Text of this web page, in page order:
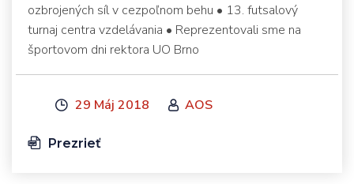
ozbrojených síl v cezpoľnom behu • 13. futsalový
turnaj centra vzdelávania • Reprezentovali sme na
športovom dni rektora UO Brno
29 Máj 2018 AOS
Prezrieť